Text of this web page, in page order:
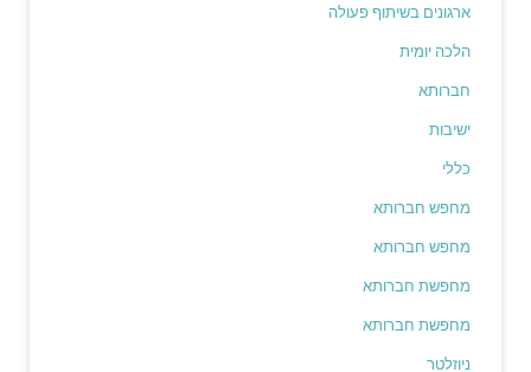
ארגונים בשיתוף פעולה
הלכה יומית
חברותא
ישיבות
כללי
מחפש חברותא
מחפש חברותא
מחפשת חברותא
מחפשת חברותא
ניוזלטר